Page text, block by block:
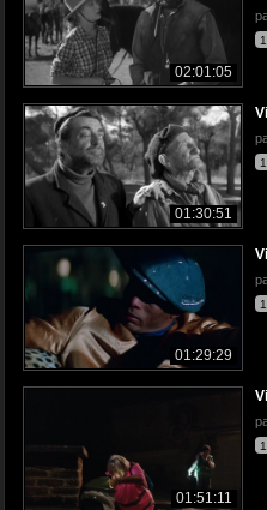
02:01:05
01:30:51
01:29:29
01:51:11